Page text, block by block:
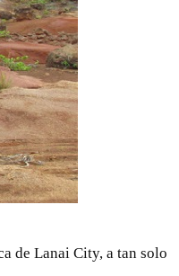
de Lanai City, a tan solo